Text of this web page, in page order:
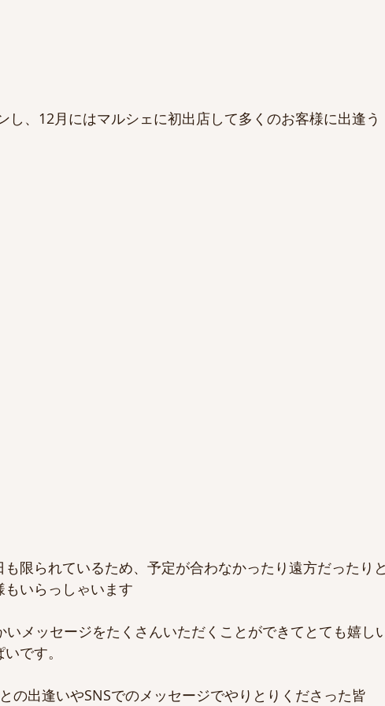
し、12月にはマルシェに初出店して多くのお客様に出逢う
限られているため、予定が合わなかったり遠方だったりと
いらっしゃいます
いメッセージをたくさんいただくことができてとても嬉し
です。
の出逢いやSNSでのメッセージでやりとりくださった皆